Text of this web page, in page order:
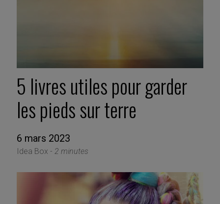
5 livres utiles pour garder
les pieds sur terre
6 mars 2023
Idea Box - 2 minutes